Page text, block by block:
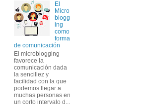
El
Micro
blogg
ing
como
forma
de comunicación
El microblogging
favorece la
comunicación dada
la sencillez y
facilidad con la que
podemos llegar a
muchas personas en
un corto intervalo d...